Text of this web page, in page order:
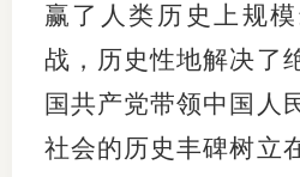
赢了人类历史上规
战，历史性地解决了
国共产党带领中国人
社会的历史丰碑树立